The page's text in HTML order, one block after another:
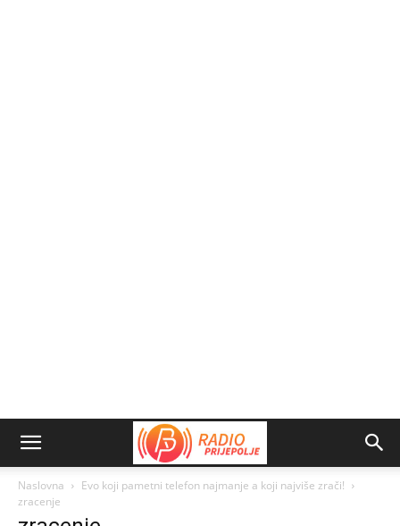
Naslovna
Evo koji pametni telefon najmanje a koji najviše zrači!
zracenje